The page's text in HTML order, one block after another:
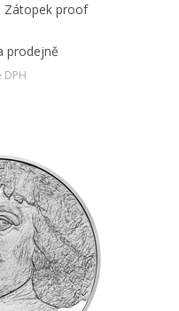
Zátopek proof
prodejně
DPH